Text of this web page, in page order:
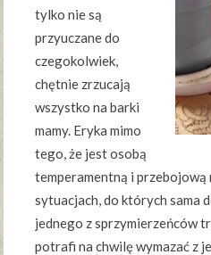
tylko nie są
przyuczane do
czegokolwiek,
chętnie zrzucają
wszystko na barki
mamy. Eryka mimo
tego, że jest osobą
temperamentną i
sytuacjach, do których sama
jednego z sprzymierzeńców
potrafi na chwilę wymazać z